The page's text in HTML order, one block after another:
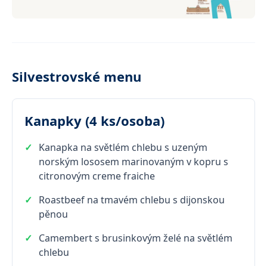
Silvestrovské menu
Kanapky (4 ks/osoba)
Kanapka na světlém chlebu s uzeným
norským lososem marinovaným v kopru s
citronovým creme fraiche
Roastbeef na tmavém chlebu s dijonskou
pěnou
Camembert s brusinkovým želé na světlém
chlebu